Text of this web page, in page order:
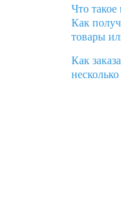
Что
Как
товары
Как